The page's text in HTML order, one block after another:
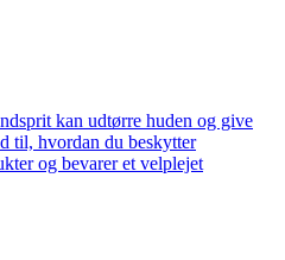
kan udtørre huden og give
til, hvordan du beskytter
og bevarer et velplejet